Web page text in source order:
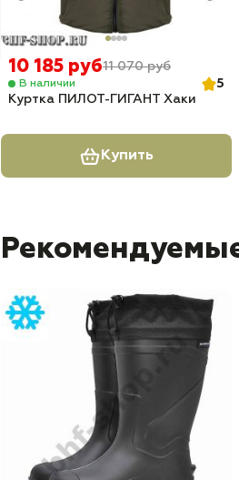
10 185 руб11 070 руб
В наличии
5
Куртка ПИЛОТ-ГИГАНТ Хаки
Купить